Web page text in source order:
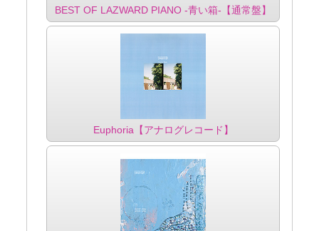
BEST OF LAZWARD PIANO -青い箱-【通常盤】
Euphoria【アナログレコード】